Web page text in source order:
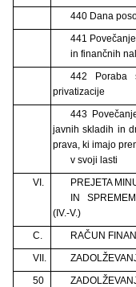
440 Dana
441
in finančnih
442 Poraba
privatizacije
443
javnih skladih in
prava, ki imajo
v svoji lasti
VI.
PREJETA
IN
(IV.-V.)
C.
RAČUN
VII.
50